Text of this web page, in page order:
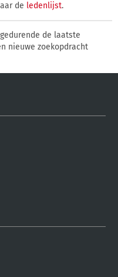
de ledenlijst.
de laatste
nieuwe zoekopdracht